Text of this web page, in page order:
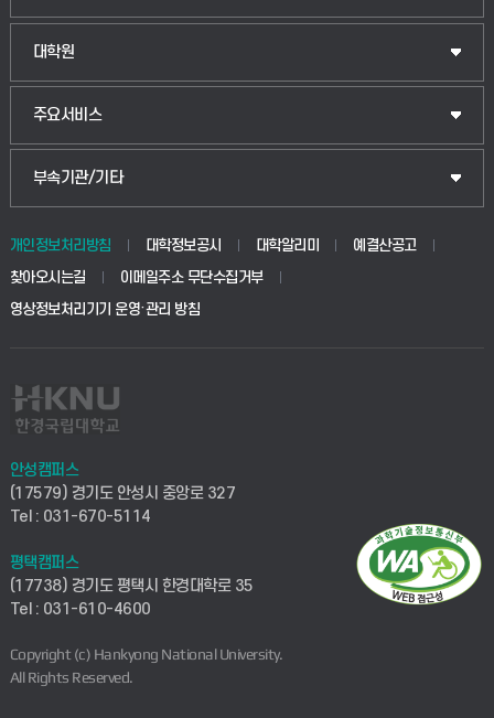
대학원
주요서비스
부속기관/기타
개인정보처리방침 대학정보공시 대학알리미
예결산공고
찾아오시는길
이메일주소 무단수집거부
영상정보처리기기 운영·관리 방침
안성캠퍼스
(17579) 경기도 안성시 중앙로 327
Tel : 031-670-5114
평택캠퍼스
(17738) 경기도 평택시 한경대학로 35
Tel : 031-610-4600
Copyright (c) Hankyong National University.
All Rights Reserved.